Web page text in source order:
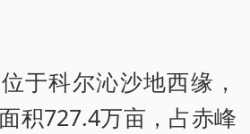
于科尔沁沙地西缘，
积727.4万亩，占赤峰